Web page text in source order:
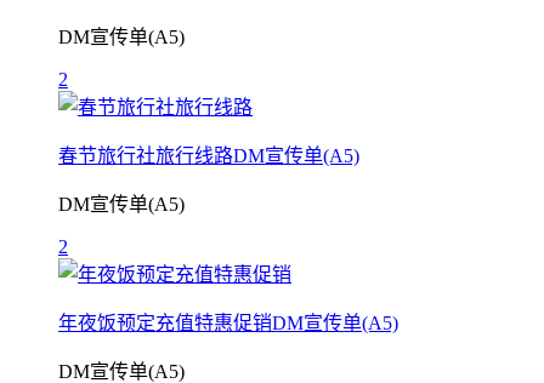
DM宣传单(A5)
2
春节旅行社旅行线路DM宣传单(A5)
DM宣传单(A5)
2
年夜饭预定充值特惠促销DM宣传单(A5)
DM宣传单(A5)